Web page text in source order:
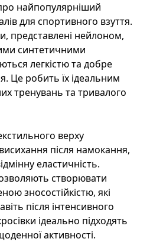
найпопулярніший
для спортивного взуття.
представлені нейлоном,
синтетичними
легкістю та добре
Це робить їх ідеальним
тренувань та тривалого
верху
після намокання,
еластичність.
створювати
зносостійкістю, які
після інтенсивного
ідеально підходять
активності.